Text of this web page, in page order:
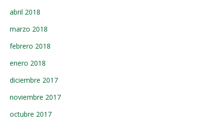
abril 2018
marzo 2018
febrero 2018
enero 2018
diciembre 2017
noviembre 2017
octubre 2017